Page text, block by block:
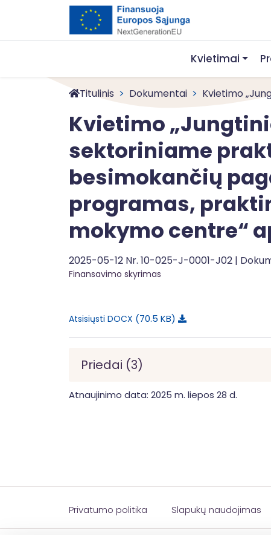
Kvietimai
Titulinis Dokumentai Kvietimo
Kvietimo
sektoriniame
besimokančių
programas,
mokymo centre“
2025-05-12 Nr. 10-025-J-0001-J02 |
Finansavimo skyrimas
Atsisiųsti DOCX 70.5 KB
Priedai (3)
Atnaujinimo data: 2025 m. liepos 28 d.
Privatumo politika Slapukų naudojimas